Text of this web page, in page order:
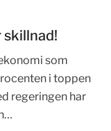
som
i toppen
regeringen har